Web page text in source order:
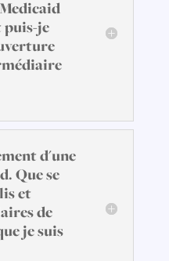
je
d'une
Que se
et
de
je suis